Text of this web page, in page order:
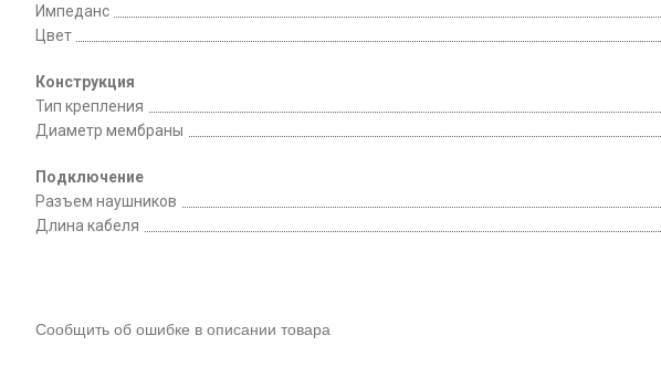
Импеданс
Цвет
Конструкция
Тип крепления
Диаметр мембраны
Подключение
Разъем наушников
Длина кабеля
Сообщить об ошибке в описании товара